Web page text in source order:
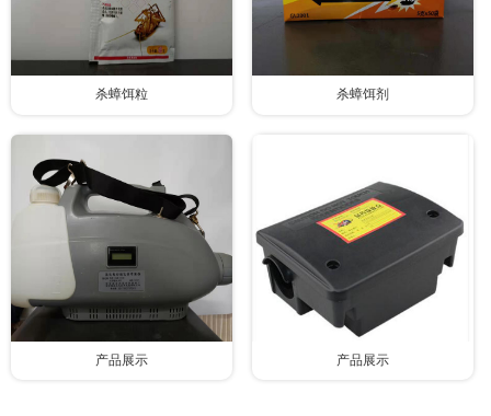
杀蟑饵粒 杀蟑饵剂
产品展示 产品展示